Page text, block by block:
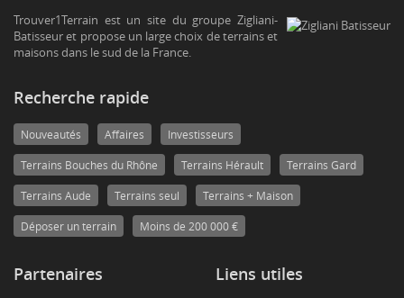
Trouver1Terrain est un site du groupe Zigliani-
Batisseur et propose un large choix de terrains et
maisons dans le sud de la France.
Recherche rapide
Nouveautés Affaires Investisseurs
Terrains Bouches du Rhône Terrains Hérault Terrains Gard
Terrains Aude Terrains seul Terrains + Maison
Déposer un terrain Moins de 200 000 €
Partenaires Liens utiles